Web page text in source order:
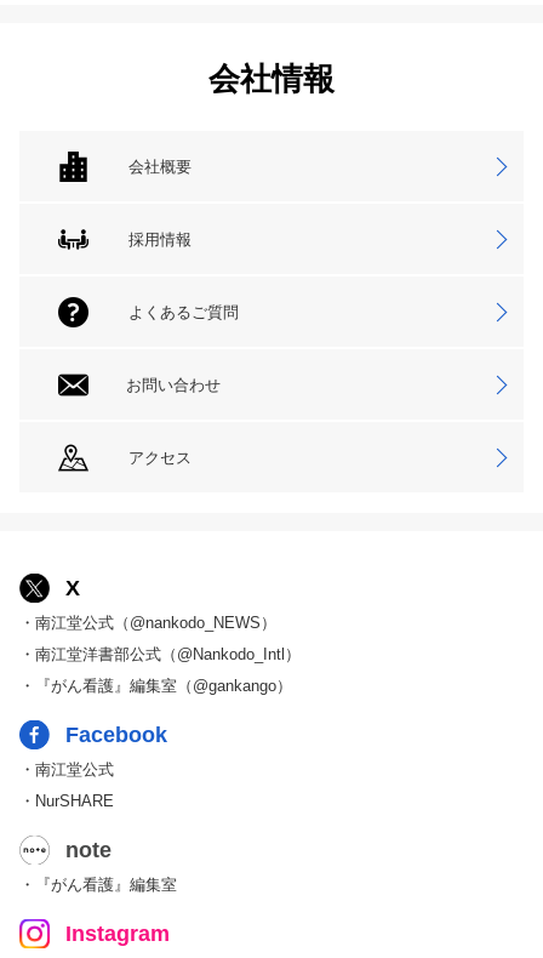
会社情報
会社概要
採用情報
よくあるご質問
お問い合わせ
アクセス
X
・南江堂公式（@nankodo_NEWS）
・南江堂洋書部公式（@Nankodo_Intl）
・『がん看護』編集室（@gankango）
Facebook
・南江堂公式
・NurSHARE
note
・『がん看護』編集室
Instagram